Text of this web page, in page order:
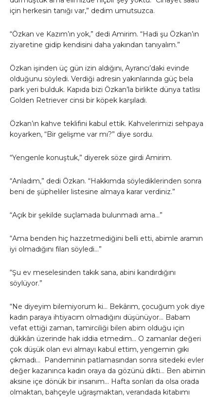
için herkesin tanığı var,” dedim umutsuzca.
“Özkan ve Kazım’ın yok,” dedi Amirim. “Hadi şu Özkan’ın
ziyaretine gidip kendisini daha yakından tanıyalım.”
Özkan işinden üç gün izin aldığını, Ayrancı’daki evinde
olduğunu söyledi. Verdiği adresin yakınlarında güç bela
park yeri bulduk. Kapıda bizi Özkan’la birlikte dünya tatlısı
Golden Retriever cinsi bir köpek karşıladı.
Özkan’ın kahve teklifini kabul ettik. Kahvelerimizi sehpaya
koyarken, “Bir gelişme var mı?” diye sordu.
“Yengenle konuştuk,” diyerek söze girdi Amirim.
“Anladım,” dedi Özkan. “Hakkımda söylediklerinden sonra
beni de şüpheliler listesine almaya karar verdiniz.”
“Açık bir şekilde suçlamada bulunmadı ama…”
“Ama benden hiç hazzetmediğini belli etti, abimle aramın
iyi olmadığını filan söyledi…”
“Şu ev meselesinden takık sana, abini kandırdığını
söylüyor.”
“Ne diyeyim bilemiyorum ki… Bekârım, çocuğum yok diye
kadın paraya ihtiyacım olmadığını düşünüyor… Babam
vefat ettiği zaman, tamirciliği bilen abim olduğu için
dükkân üzerinde hak iddia etmedim… O zamanlar değeri
çok düşük olan evi almayı kabul ettim, yengemin gıkı
çıkmadı… Pandeminin patlamasından sonra sitedeki evler
değer kazanınca kadın oraya da gözünü dikti… Ben abimin
aksine içe dönük bir insanım… Hafta sonları da olsa orada
olmaktan, bahçeyle uğraşmaktan, verandada kitabımı